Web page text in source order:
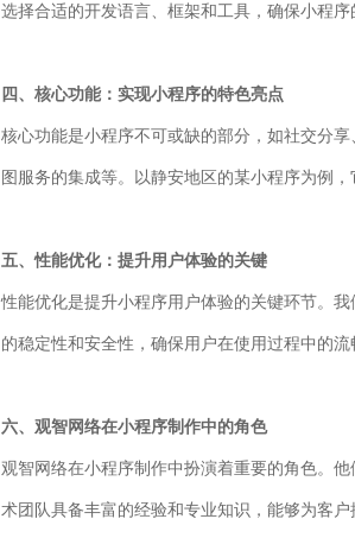
选择合适的开发语言、框架和工具，确保小程序
四、核心功能：实现小程序的特色亮点
核心功能是小程序不可或缺的部分，如社交分
图服务的集成等。以静安地区的某小程序为例
五、性能优化：提升用户体验的关键
性能优化是提升小程序用户体验的关键环节。
的稳定性和安全性，确保用户在使用过程中的流
六、观智网络在小程序制作中的角色
观智网络在小程序制作中扮演着重要的角色。
术团队具备丰富的经验和专业知识，能够为客户